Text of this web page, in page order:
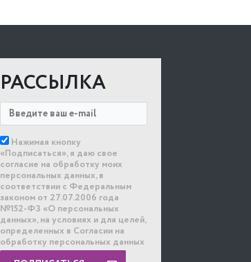
РАССЫЛКА
Нажимая кнопку
«Подписаться», я даю свое
согласие на обработку моих
персональных данных, в
соответствии с Федеральным
законом от 27.07.2006 года
№152-ФЗ «О персональных
данных», на условиях и для целей,
определенных в Согласии на
обработку персональных данных